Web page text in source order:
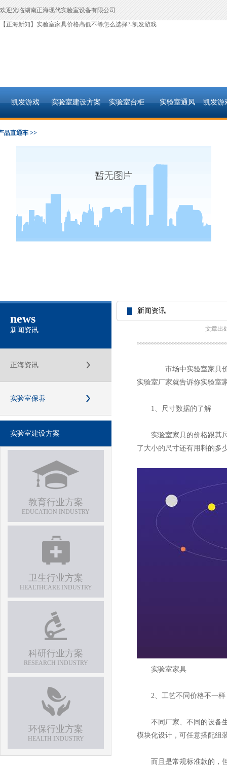
欢迎光临湖南正海现代实验室设备有限公司
【正海新知】实验室家具价格高低不等怎么选择?-凯发游戏
凯发游戏 实验室建设方案 实验室台柜 实验室通风 凯发游
品直通车 >>
news
新闻资讯
正海资讯
实验室保养
实验室建设方案
教育行业方案
EDUCATION INDUSTRY
卫生行业方案
HEALTHCARE INDUSTRY
科研行业方案
RESEARCH INDUSTRY
环保行业方案
HEALTH INDUSTRY
新闻资讯
文章出
市场中实验室家具价
实验室厂家就告诉你实验室
1、尺寸数据的了解
实验室家具的价格跟其尺
了大小的尺寸还有用料的多
实验室家具
2、工艺不同价格不一样
不同厂家、不同的设备生
模块化设计，可任意搭配组
而且是常规标准款的，但